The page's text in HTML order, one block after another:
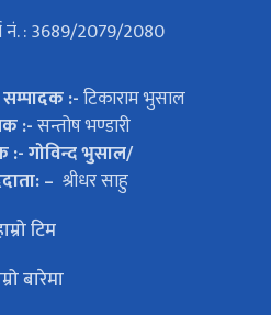
नं. : 3689/2079/2080
:-टिकाराम भुसाल
:-सन्तोष भण्डारी
:- गोविन्द भुसाल/
– श्रीधर साहु
टिम
बारेमा